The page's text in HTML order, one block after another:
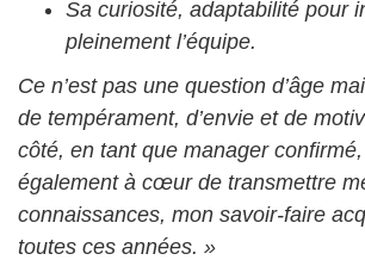
Sa curiosité, adaptabilité pour
pleinement l’équipe.
Ce n’est pas une question d’âge
de tempérament, d’envie et de
côté, en tant que manager
également à cœur de transmettre
connaissances, mon savoir-faire
toutes ces années. »